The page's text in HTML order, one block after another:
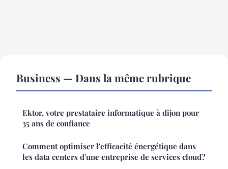
Business — Dans la même rubrique
Ektor, votre prestataire informatique à dijon pour
35 ans de confiance
Comment optimiser l'efficacité énergétique dans
les data centers d'une entreprise de services cloud?